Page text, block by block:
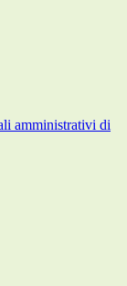
amministrativi di